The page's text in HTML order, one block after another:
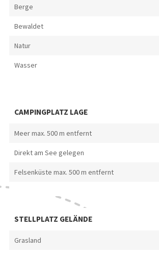
Berge
Bewaldet
Natur
Wasser
CAMPINGPLATZ LAGE
Meer max. 500 m entfernt
Direkt am See gelegen
Felsenküste max. 500 m entfernt
STELLPLATZ GELÄNDE
Grasland